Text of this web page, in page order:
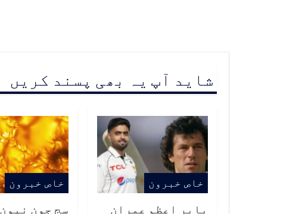
شاید آپ یہ بھی پسند کریں
خاص خبرون
بابر اعظم عمران
خاص خبرون
سج جون نيون